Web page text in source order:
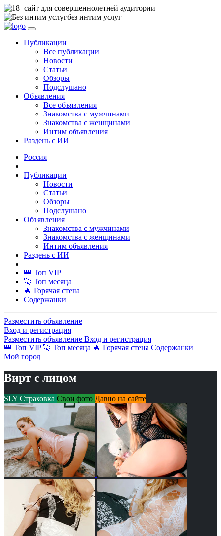
сайт для совершеннолетней аудитории
без интим услуг
Публикации
Все публикации
Новости
Статьи
Обзоры
Подслушано
Объявления
Все объявления
Знакомства с мужчинами
Знакомства с женщинами
Интим объявления
Раздень с ИИ
Россия
Публикации
Новости
Статьи
Обзоры
Подслушано
Объявления
Знакомства с мужчинами
Знакомства с женщинами
Интим объявления
Раздень с ИИ
👑 Топ VIP
🚀 Топ месяца
🔥 Горячая стена
Содержанки
Разместить объявление
Вход и регистрация
Разместить объявление Вход и регистрация
👑 Топ VIP 🚀 Топ месяца 🔥 Горячая стена Содержанки
Мой город
Вирт с лицом
SLY Страховка Свои фото Давно на сайте